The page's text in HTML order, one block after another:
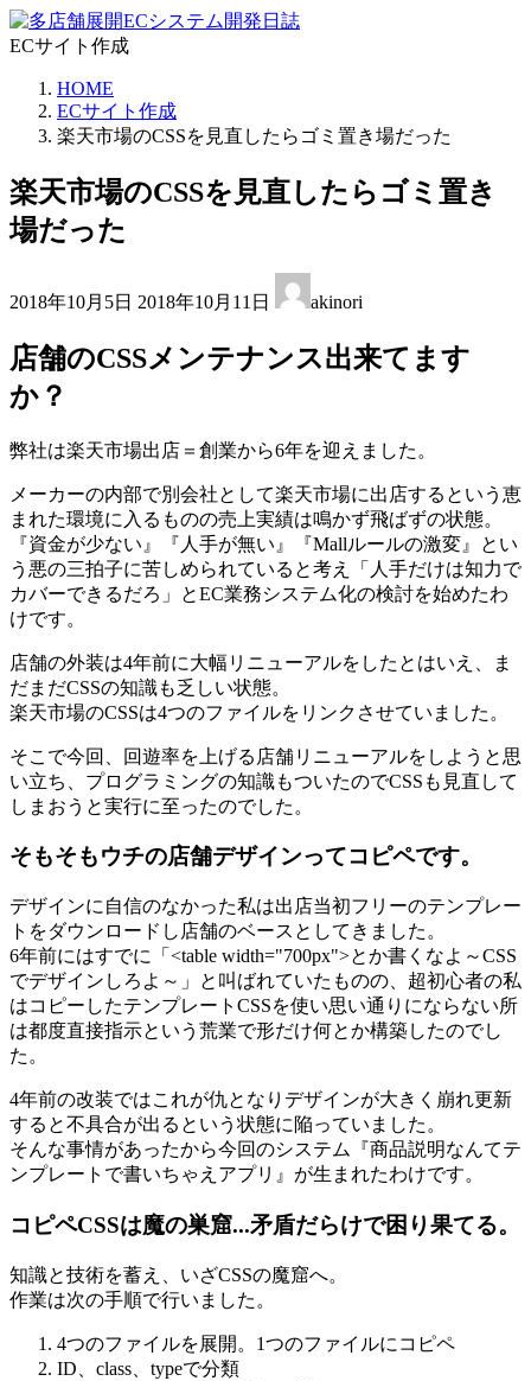
コ
ン
キ
ッ
プ
ナ
ビ
に
移
動
ECサイト作成
HOME
ECサイト作成
楽天市場のCSSを見直したらゴミ置き場だった
楽天市場のCSSを見直したらゴミ置き
場だった
2018年10月5日 終
新
2018年10月11日 akinori
店舗のCSSメンテナンス出来てます
か？
弊社は楽天市場出店＝創業から6年を迎えました。
メーカーの内部で別会社として楽天市場に出店するという恵
まれた環境に入るものの売上実績は鳴かず飛ばずの状態。
『資金が少ない』『人手が無い』『Mallルールの激変』とい
う悪の三拍子に苦しめられていると考え「人手だけは知力で
カバーできるだろ」とEC業務システム化の検討を始めたわ
けです。
店舗の外装は4年前に大幅リニューアルをしたとはいえ、ま
だまだCSSの知識も乏しい状態。
楽天市場のCSSは4つのファイルをリンクさせていました。
そこで今回、回遊率を上げる店舗リニューアルをしようと思
い立ち、プログラミングの知識もついたのでCSSも見直して
しまおうと実行に至ったのでした。
そもそもウチの店舗デザインってコピペです。
デザインに自信のなかった私は出店当初フリーのテンプレー
トをダウンロードし店舗のベースとしてきました。
6年前にはすでに「<table width="700px">とか書くなよ～CSS
でデザインしろよ～」と叫ばれていたものの、超初心者の私
はコピーしたテンプレートCSSを使い思い通りにならない所
は都度直接指示という荒業で形だけ何とか構築したのでし
た。
4年前の改装ではこれが仇となりデザインが大きく崩れ更新
すると不具合が出るという状態に陥っていました。
そんな事情があったから今回のシステム『商品説明なんてテ
ンプレートで書いちゃえアプリ』が生まれたわけです。
コピペCSSは魔の巣窟...矛盾だらけで困り果てる。
知識と技術を蓄え、いざCSSの魔窟へ。
作業は次の手順で行いました。
4つのファイルを展開。1つのファイルにコピペ
ID、class、typeで分類